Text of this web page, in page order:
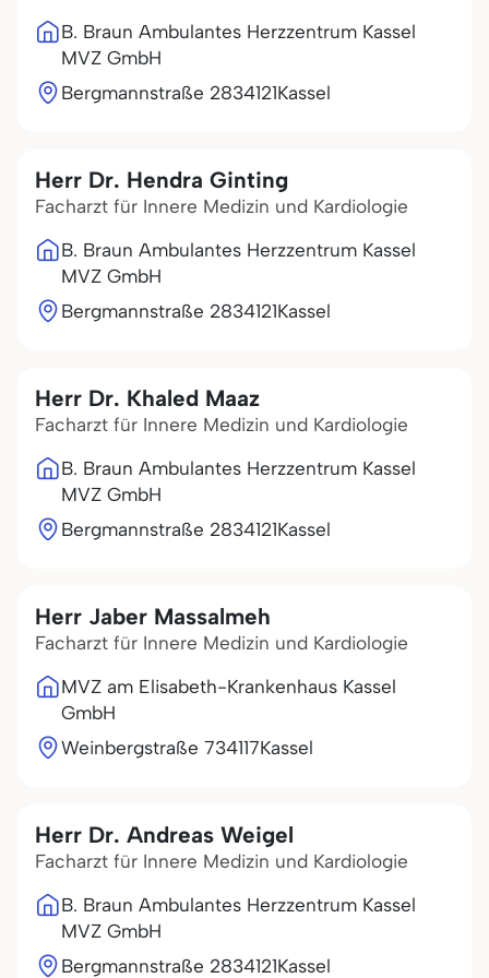
B. Braun Ambulantes Herzzentrum Kassel
MVZ GmbH
Bergmannstraße 2834121Kassel
Herr Dr. Hendra Ginting
Facharzt für Innere Medizin und Kardiologie
B. Braun Ambulantes Herzzentrum Kassel
MVZ GmbH
Bergmannstraße 2834121Kassel
Herr Dr. Khaled Maaz
Facharzt für Innere Medizin und Kardiologie
B. Braun Ambulantes Herzzentrum Kassel
MVZ GmbH
Bergmannstraße 2834121Kassel
Herr Jaber Massalmeh
Facharzt für Innere Medizin und Kardiologie
MVZ am Elisabeth-Krankenhaus Kassel
GmbH
Weinbergstraße 734117Kassel
Herr Dr. Andreas Weigel
Facharzt für Innere Medizin und Kardiologie
B. Braun Ambulantes Herzzentrum Kassel
MVZ GmbH
Bergmannstraße 2834121Kassel